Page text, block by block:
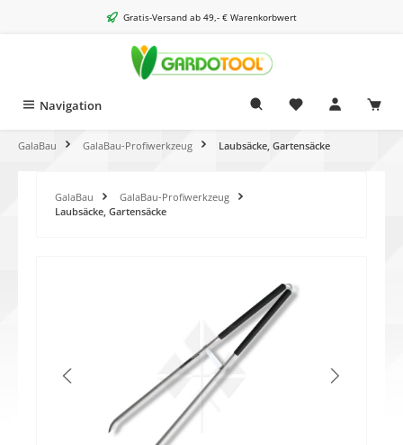
Gratis-Versand ab 49,- € Warenkorbwert
Navigation
GalaBau GalaBau-Profiwerkzeug Laubsäcke, Gartensäcke
GalaBau
GalaBau-Profiwerkzeug
Laubsäcke, Gartensäcke